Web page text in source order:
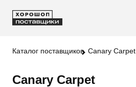
Каталог поставщиков Canary Carpet
Canary Carpet